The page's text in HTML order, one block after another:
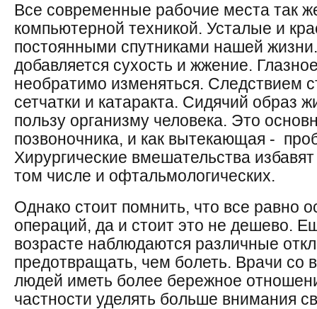
Все современные рабочие места так
компьютерной техникой. Усталые и
постоянными спутниками нашей
добавляется сухость и жжение.
необратимо изменяться. Следствием
сетчатки и катаракта. Сидячий образ
пользу организму человека. Это
позвоночника, и как вытекающая -
Хирургические вмешательства
том числе и офтальмологических.
Однако стоит помнить, что все равно
операций, да и стоит это не дешево.
возрасте наблюдаются различные
предотвращать, чем болеть. Врачи со
людей иметь более бережное
частности уделять больше внимания